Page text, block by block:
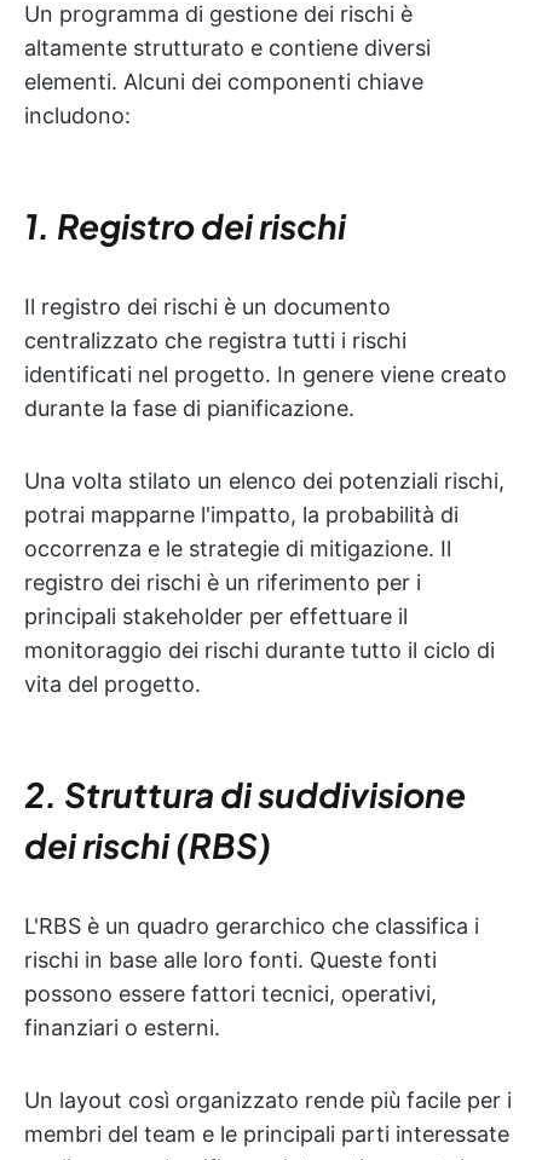
Un programma di gestione dei rischi è
altamente strutturato e contiene diversi
elementi. Alcuni dei componenti chiave
includono:
1. Registro dei rischi
Il registro dei rischi è un documento
centralizzato che registra tutti i rischi
identificati nel progetto. In genere viene creato
durante la fase di pianificazione.
Una volta stilato un elenco dei potenziali rischi,
potrai mapparne l'impatto, la probabilità di
occorrenza e le strategie di mitigazione. Il
registro dei rischi è un riferimento per i
principali stakeholder per effettuare il
monitoraggio dei rischi durante tutto il ciclo di
vita del progetto.
2. Struttura di suddivisione
dei rischi (RBS)
L'RBS è un quadro gerarchico che classifica i
rischi in base alle loro fonti. Queste fonti
possono essere fattori tecnici, operativi,
finanziari o esterni.
Un layout così organizzato rende più facile per i
membri del team e le principali parti interessate